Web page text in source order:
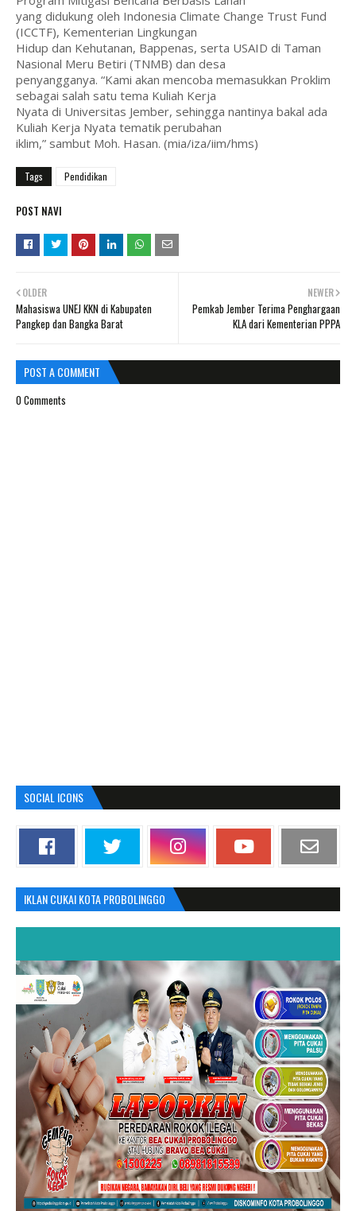
yang didukung oleh Indonesia Climate Change Trust Fund
(ICCTF), Kementerian Lingkungan
Hidup dan Kehutanan, Bappenas, serta USAID di Taman
Nasional Meru Betiri (TNMB) dan desa
penyangganya. “Kami akan mencoba memasukkan Proklim
sebagai salah satu tema Kuliah Kerja
Nyata di Universitas Jember, sehingga nantinya bakal ada
Kuliah Kerja Nyata tematik perubahan
iklim,” sambut Moh. Hasan. (mia/iza/iim/hms)
Tags Pendidikan
POST NAVI
NEWER
Pemkab Jember Terima Penghargaan
KLA dari Kementerian PPPA
OLDER
Mahasiswa UNEJ KKN di Kabupaten
Pangkep dan Bangka Barat
POST A COMMENT
0 Comments
SOCIAL ICONS
IKLAN CUKAI KOTA PROBOLINGGO